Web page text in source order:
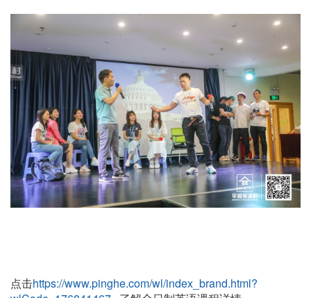
点击https://www.pinghe.com/wl/index_brand.html?